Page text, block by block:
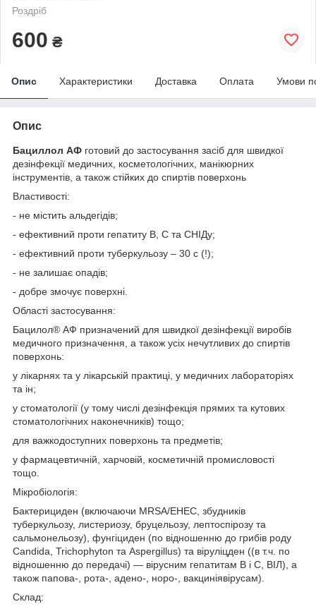
Роздріб
600 ₴
Опис Характеристики Доставка Оплата Умови
Опис
Бациллол АФ готовий до застосування засіб для швидкої
дезінфекції медичних, косметологічних, манікюрних
інструментів, а також стійких до спиртів поверхонь
Властивості:
- не містить альдегідів;
- ефективний проти гепатиту В, С та СНІДу;
- ефективний проти туберкульозу – 30 с (!);
- не залишає опадів;
- добре змочує поверхні.
Області застосування:
Бацилол® АФ призначений для швидкої дезінфекції виробів
медичного призначення, а також усіх нечутливих до спиртів
поверхонь:
у лікарнях та у лікарській практиці, у медичних лабораторіях
та ін;
у стоматології (у тому числі дезінфекція прямих та кутових
стоматологічних наконечників) тощо;
для важкодоступних поверхонь та предметів;
у фармацевтичній, харчовій, косметичній промисловості
тощо.
Мікробіологія:
Бактерициден (включаючи MRSA/EHEC, збудників
туберкульозу, листериозу, бруцельозу, лептоспірозу та
сальмонельозу), фунгіциден (по відношенню до грибів роду
Candida, Trichophyton та Aspergillus) та віруліцден ((в т.ч. по
відношенню до передачі) ― вірусним гепатитам В і С, ВІЛ), а
також папова-, рота-, адено-, норо-, вакциніявірусам).
Склад: